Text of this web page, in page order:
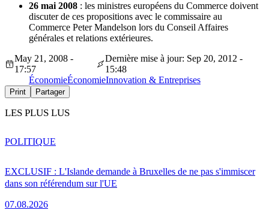
26 mai 2008 : les ministres européens du Commerce doivent
discuter de ces propositions avec le commissaire au
Commerce Peter Mandelson lors du Conseil Affaires
générales et relations extérieures.
May 21, 2008 -
17:57
Dernière mise à jour: Sep 20, 2012 -
15:48
ÉconomieÉconomieInnovation & Entreprises
Print Partager
LES PLUS LUS
EXCLUSIF : L'Islande demande à Bruxelles de ne pas s'immiscer
dans son référendum sur l'UE
07.08.2026
POLITIQUE